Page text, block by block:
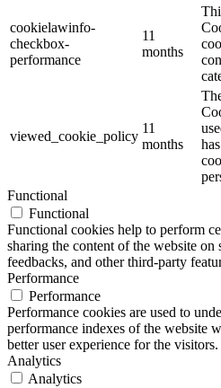
cookielawinfo-
checkbox-
performance
11
months
viewed_cookie_policy
11
months
Functional
Functional
Functional cookies help to perform
sharing the content of the website
feedbacks, and other third-party
Performance
Performance
Performance cookies are used to
performance indexes of the website
better user experience for the visitors.
Analytics
Analytics